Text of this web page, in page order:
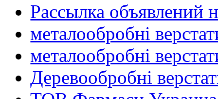
Рассылка объявлений
металообробні
металообробні
Деревообробні